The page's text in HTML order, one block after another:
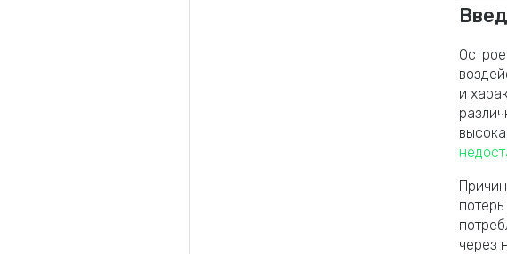
и
через